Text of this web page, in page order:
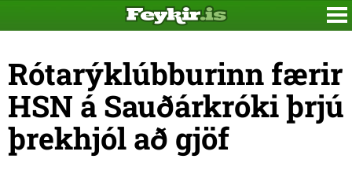
Rótarýklúbburinn færir
HSN á Sauðárkróki þrjú
þrekhjól að gjöf